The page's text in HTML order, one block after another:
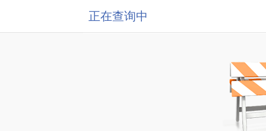
正在查询中